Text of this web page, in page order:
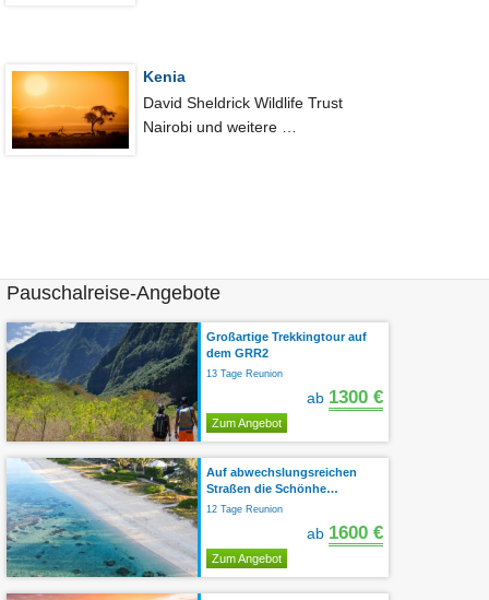
Kenia
David Sheldrick Wildlife Trust
Nairobi und weitere …
Pauschalreise-Angebote
Großartige Trekkingtour auf
dem GRR2
13 Tage Reunion
ab 1300 €
Zum Angebot
Auf abwechslungsreichen
Straßen die Schönhe…
12 Tage Reunion
ab 1600 €
Zum Angebot